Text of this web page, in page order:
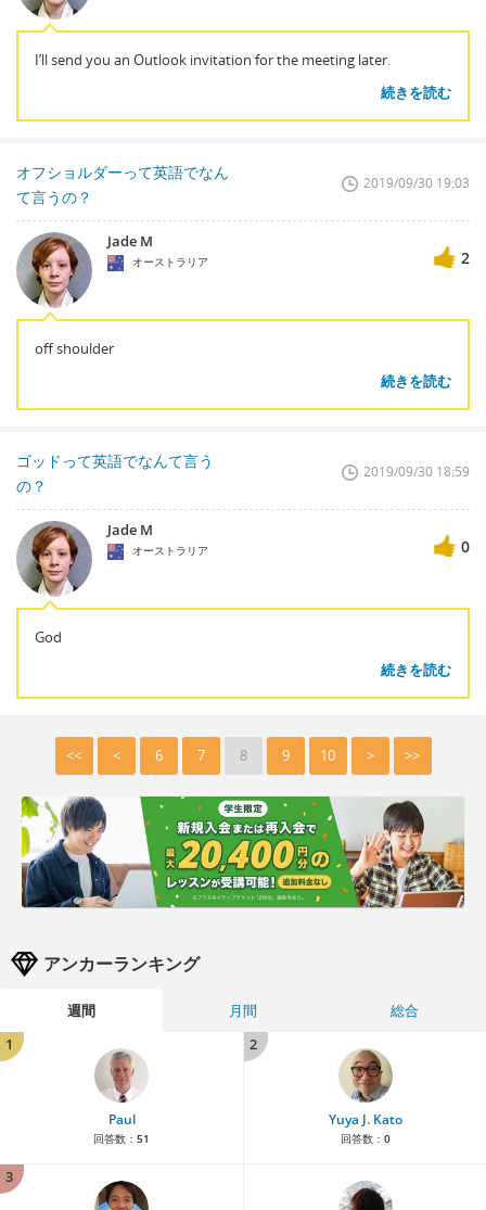
I’ll send you an Outlook invitation for the meeting later.
続きを読む
オフショルダーって英語でなん
て言うの？
2019/09/30 19:03
Jade M
オーストラリア 2
off shoulder
続きを読む
ゴッドって英語でなんて言う
の？
2019/09/30 18:59
Jade M
オーストラリア 0
God
続きを読む
<< < 6 7 8 9 10 > >>
アンカーランキング
週間 月間
総合
1
Paul
回答数： 51
2
Yuya J. Kato
回答数： 0
3